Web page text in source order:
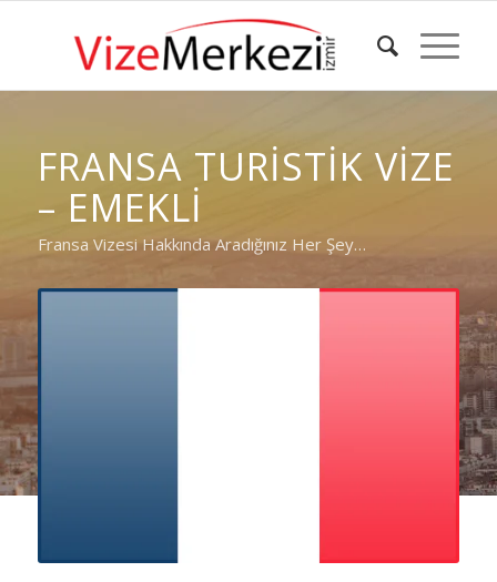
FRANSA TURISTIK VIZE
– EMEKLI
Fransa Vizesi Hakkında Aradığınız Her Şey…